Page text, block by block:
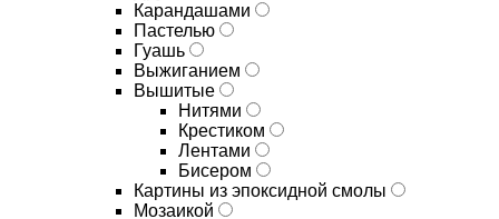
Карандашами
Пастелью
Гуашь
Выжиганием
Вышитые
Нитями
Крестиком
Лентами
Бисером
Картины из эпоксидной смолы
Мозаикой